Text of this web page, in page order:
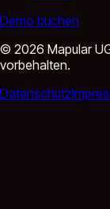
Demo buchen
© 2026 Mapular
vorbehalten.
Datenschutz